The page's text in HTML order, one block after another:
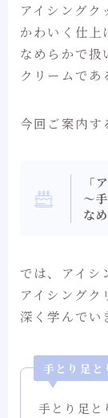
アイシングク
かわいく仕上
なめらかで扱
クリームであ
今回ご案内す
「
～
な
では、アイシ
アイシングク
深く学んでい
手とり足と
手とり足と